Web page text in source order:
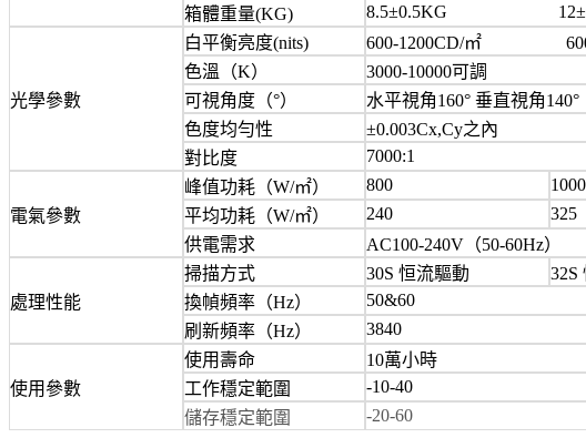
箱體重量(KG)
8.5±0.5KG
光學參數
白平衡亮度(nits) 600-1200CD/㎡
色溫（K）
3000-10000可調
可視角度（°）
水平視角160° 垂直視角140°
色度均勻性
±0.003Cx,Cy之內
對比度
7000:1
電氣參數
峰值功耗（W/㎡） 800 1000
平均功耗（W/㎡）
240 325
供電需求
AC100-240V（50-60Hz）
處理性能
掃描方式 30S 恒流驅動 32S
換幀頻率（Hz）
50&60
刷新頻率（Hz）
3840
使用參數
使用壽命
10萬小時
工作穩定範圍
-10-40
儲存穩定範圍
-20-60